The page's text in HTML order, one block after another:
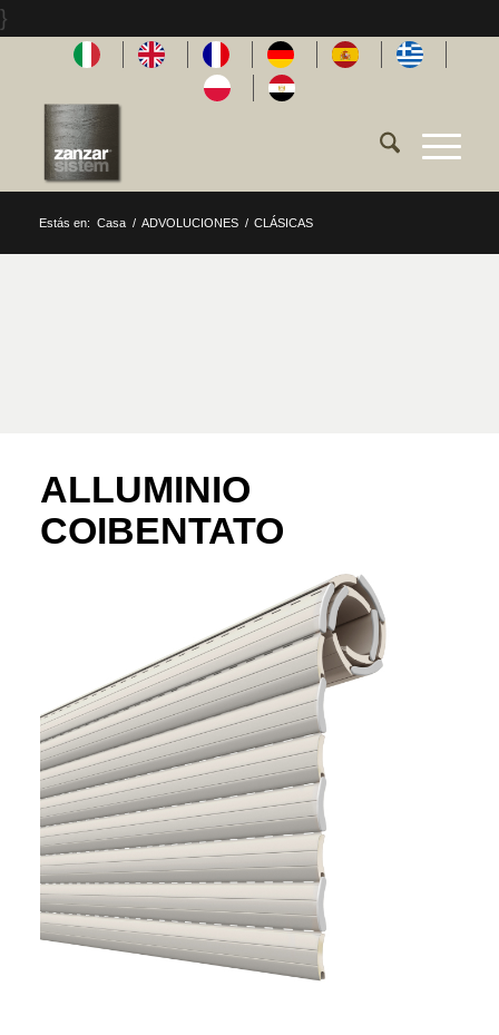
}
Estás en: Casa / ADVOLUCIONES / CLÁSICAS
ALLUMINIO
COIBENTATO